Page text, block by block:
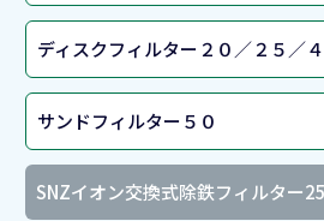
ディスクフィルター２０／２５／
サンドフィルター５０
SNZイオン交換式除鉄フィルター